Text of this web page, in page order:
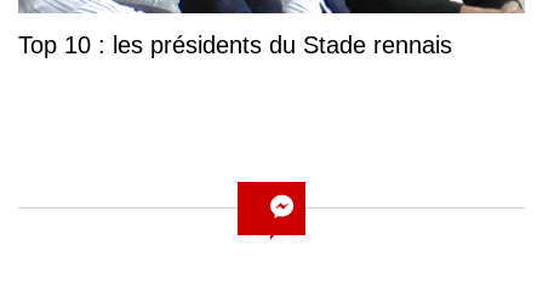
Top 10 : les présidents du Stade rennais